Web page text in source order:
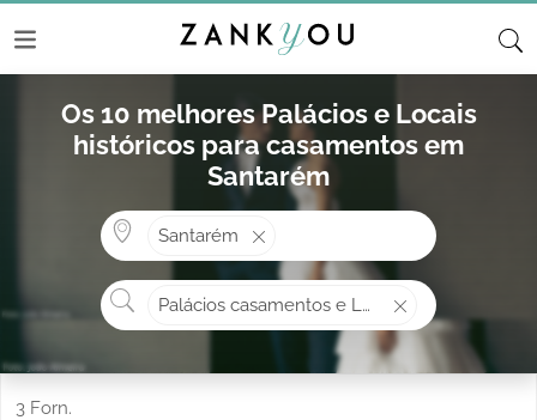
Os 10 melhores Palácios e Locais
históricos para casamentos em
Santarém
Santarém
O que procura?
Palácios casamentos e Locais históricos
3 Forn.